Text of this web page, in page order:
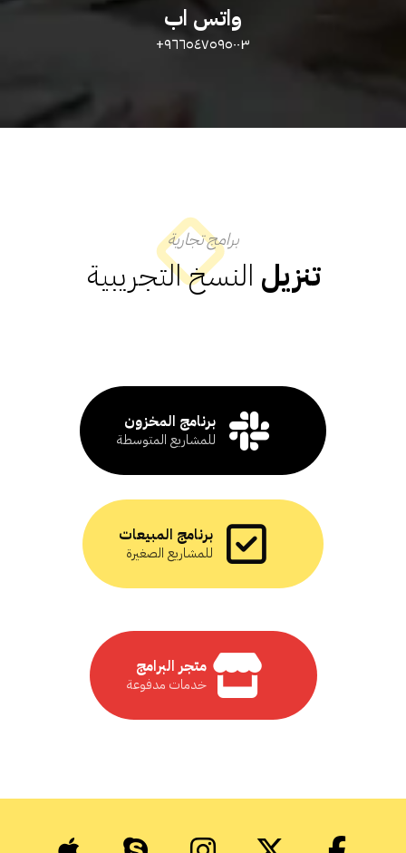
واتس اب
٩٦٦٥٤٧٥٩٥٠٠٣+
برامج تجارية
تنزيل النسخ التجريبية
برنامج المخزون
للمشاريع المتوسطة
برنامج المبيعات
للمشاريع الصغيرة
متجر البرامج
خدمات مدفوعة